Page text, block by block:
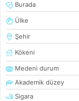
Burada
Ülke
Şehir
Kökeni
Medeni durum
Akademik düzey
Sigara